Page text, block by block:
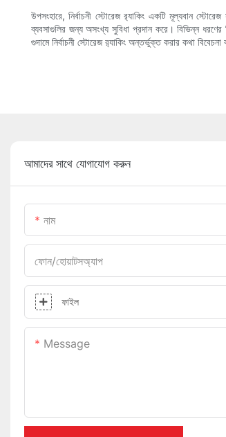
উপসংহারে, নির্বাচনী স্টোরেজ র‍্যাকিং একটি মূল্যবান
ব্যবসাগুলির জন্য অসংখ্য সুবিধা প্রদান করে। বিভিন্ন ধরণের
গুদামে নির্বাচনী স্টোরেজ র‍্যাকিং অন্তর্ভুক্ত করার কথা
আমাদের সাথে যোগাযোগ করুন
নাম
ফোন/হোয়াটসঅ্যাপ
ফাইল
Message